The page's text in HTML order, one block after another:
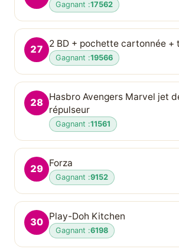
Gagnant :17562
27 2 BD + pochette cartonnée +
Gagnant :19566
28 Hasbro Avengers Marvel jet
répulseur
Gagnant :11561
29 Forza
Gagnant :9152
30 Play-Doh Kitchen
Gagnant :6198